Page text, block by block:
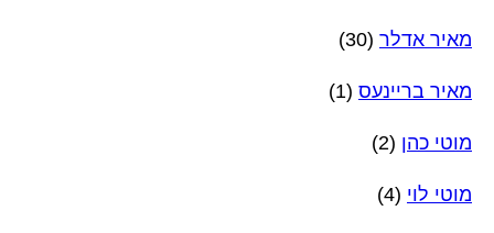
מאיר אדלר (30)
מאיר בריינעס (1)
מוטי כהן (2)
מוטי לוי (4)